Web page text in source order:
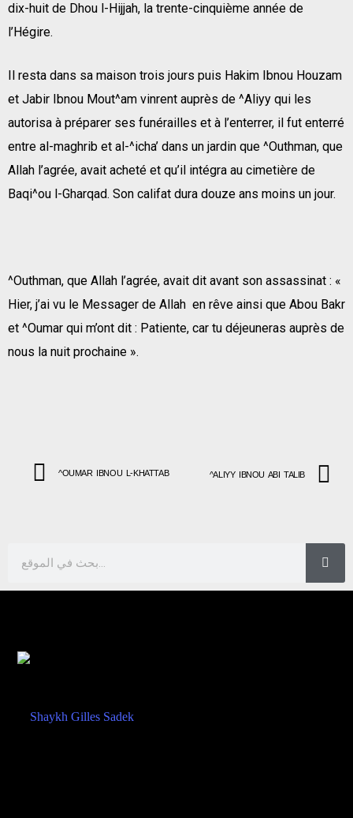
dix-huit de Dhou l-Hijjah, la trente-cinquième année de
l’Hégire.
Il resta dans sa maison trois jours puis Hakim Ibnou Houzam
et Jabir Ibnou Mout^am vinrent auprès de ^Aliyy qui les
autorisa à préparer ses funérailles et à l’enterrer, il fut enterré
entre al-maghrib et al-^icha’ dans un jardin que ^Outhman, que
Allah l’agrée, avait acheté et qu’il intégra au cimetière de
Baqi^ou l-Gharqad. Son califat dura douze ans moins un jour.
^Outhman, que Allah l’agrée, avait dit avant son assassinat : «
Hier, j’ai vu le Messager de Allah en rêve ainsi que Abou Bakr
et ^Oumar qui m’ont dit : Patiente, car tu déjeuneras auprès de
nous la nuit prochaine ».
^OUMAR IBNOU L-KHATTAB ^ALIYY IBNOU ABI TALIB